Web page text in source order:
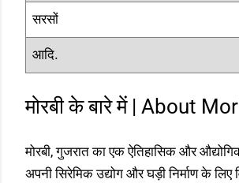
सरसों
आदि.
मोरबी के बारे में | About
मोरबी, गुजरात का एक ऐतिहासिक और
अपनी सिरेमिक उद्योग और घड़ी निर्माण के लिए